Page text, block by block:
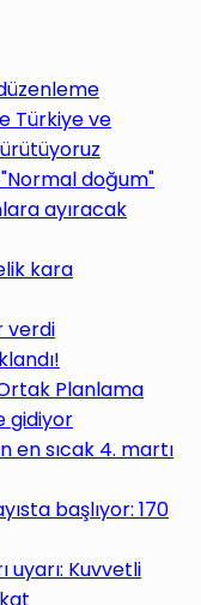
Türkiye ve
doğum"
ayıracak
kara
verdi
Planlama
gidiyor
en sıcak 4. martı
başlıyor: 170
uyarı: Kuvvetli